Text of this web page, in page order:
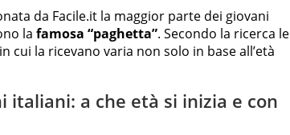
da Facile.it la maggior parte dei giovani
la famosa “paghetta”. Secondo la ricerca le
cui la ricevano varia non solo in base all’età
italiani: a che età si inizia e con